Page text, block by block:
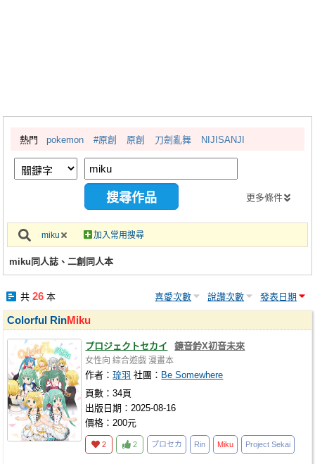
繪圖藝廊
交流中心
攤位轉讓區
會員中心
註冊會員
熱門 pokemon #原創 原創 刀劍亂舞 NIJISANJI
更多條件
miku 加入常用搜尋
miku同人誌、二創同人本
共 26本 喜愛次數 說讚次數 發表日期
Colorful RinMiku
プロジェクトセカイ 鏡音鈴X初音未來
女性向 綜合遊戲 漫畫本
作者：琉羽 社團： Be Somewhere
頁數：34頁
出版日期：2025-08-16
價格：200元
2 2 プロセカ Rin Miku Project Sekai